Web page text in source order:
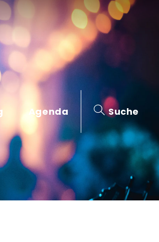
Agenda Suche